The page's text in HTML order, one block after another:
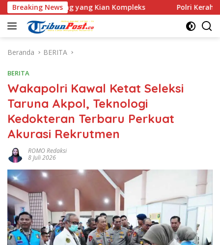
Langsung
ke
konten
Breaking News
yang Kian Kompleks Polri Kerahkan 372 Taruna
Beranda BERITA
BERITA
Wakapolri Kawal Ketat Seleksi
Taruna Akpol, Teknologi
Kedokteran Terbaru Perkuat
Akurasi Rekrutmen
ROMO Redaksi
8 Juli 2026